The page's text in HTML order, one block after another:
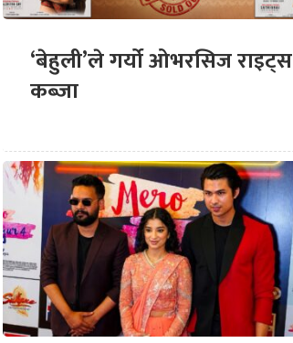
‘बेहुली’ले गर्यो ओभरसिज राइट्स
कब्जा